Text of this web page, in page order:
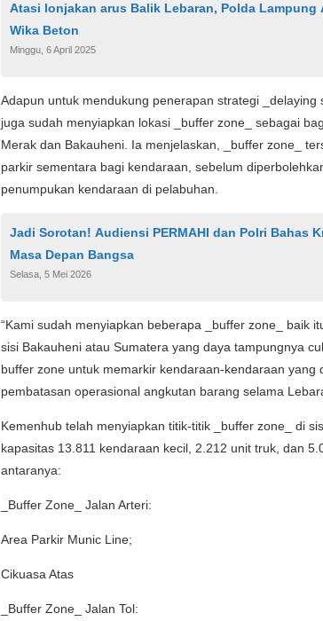
Atasi lonjakan arus Balik Lebaran, Polda Lampung
Wika Beton
Minggu, 6 April 2025
Adapun untuk mendukung penerapan strategi
juga sudah menyiapkan lokasi _buffer zone_ sebagai
Merak dan Bakauheni. Ia menjelaskan, _buffer zone_
parkir sementara bagi kendaraan, sebelum
penumpukan kendaraan di pelabuhan.
Jadi Sorotan! Audiensi PERMAHI dan Polri Bahas
Masa Depan Bangsa
Selasa, 5 Mei 2026
“Kami sudah menyiapkan beberapa _buffer zone_ baik
sisi Bakauheni atau Sumatera yang daya tampungnya
buffer zone untuk memarkir kendaraan-kendaraan yang
pembatasan operasional angkutan barang selama
Kemenhub telah menyiapkan titik-titik _buffer zone_ di
kapasitas 13.811 kendaraan kecil, 2.212 unit truk, dan
antaranya:
_Buffer Zone_ Jalan Arteri:
Area Parkir Munic Line;
Cikuasa Atas
_Buffer Zone_ Jalan Tol: